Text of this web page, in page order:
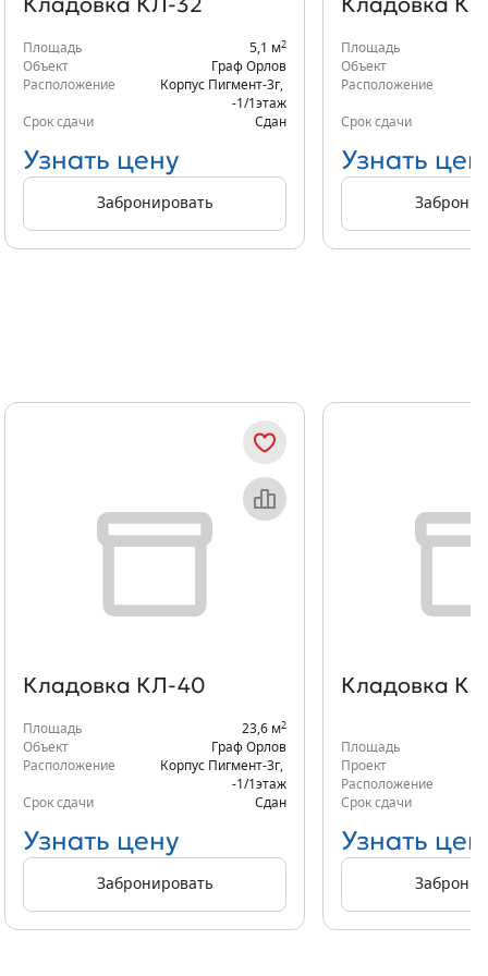
Площадь 5,1 м2
Объект
Граф Орлов
Расположение
Корпус Пигмент-3г
-1/1 этаж
Срок сдачи
Сдан
Узнать цену
Забронировать
Площадь
Объект
Расположение
Срок сдачи
Узнать
Кладовка КЛ-40
Площадь 23,6 м2
Объект
Граф Орлов
Расположение
Корпус Пигмент-3г
-1/1 этаж
Срок сдачи
Сдан
Узнать цену
Забронировать
Кладовка
Площадь
Проект
Расположение
Срок сдачи
Узнать